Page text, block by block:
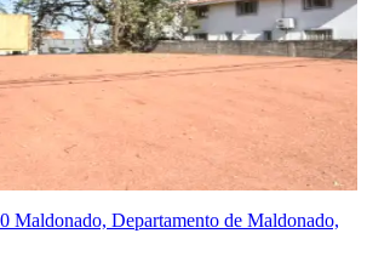
Maldonado, Departamento de Maldonado,